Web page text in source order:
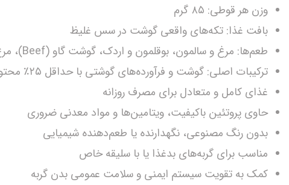
وزن هر قوطی: ۸۵ گرم
بافت غذا: تکه‌های واقعی گوشت در سس غلیظ
طعم‌ها: مرغ و سالمون، بوقلمون و اردک، گوشت گاو (Beef)، مرغ و جگر
ترکیبات اصلی: گوشت و فرآورده‌های گوشتی با حداقل ۲۵٪ محتویات گوشتی، غلات، مواد معدنی
غذای کامل و متعادل برای مصرف روزانه
حاوی پروتئین باکیفیت، ویتامین‌ها و مواد معدنی ضروری
بدون رنگ مصنوعی، نگهدارنده یا طعم‌دهنده شیمیایی
مناسب برای گربه‌های بدغذا یا با سلیقه خاص
کمک به تقویت سیستم ایمنی و سلامت عمومی بدن گربه